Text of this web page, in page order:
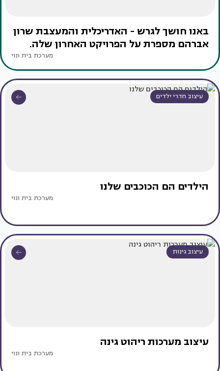
באנו חושך לגרש - האדריכלית והמעצבת שרון
אברהם מספרת על הפרויקט האחרון שלה.
מערכת בית ונוי
עיצוב חדרי ילדים
הילדים הם הכוכבים שלנו
מערכת בית ונוי
עיצוב גינות
עיצוב מערכות ריהוט גינה
מערכת בית ונוי